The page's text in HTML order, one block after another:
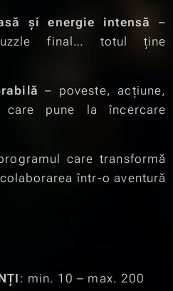
și energie intensă
–
final… totul ține
– poveste, acțiune,
pune la încercare
care transformă
într-o aventură
: min. 10 – max. 200